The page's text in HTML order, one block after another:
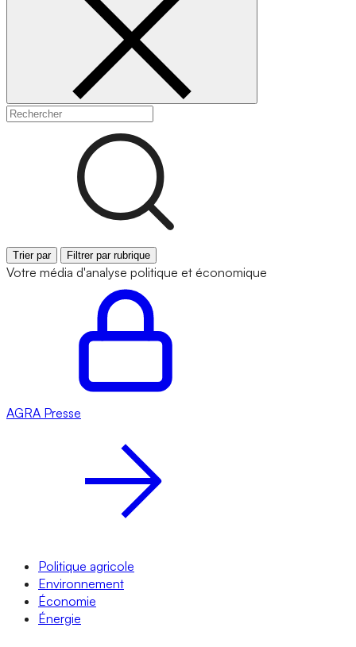
Trier par Filtrer par rubrique
Votre média d'analyse politique et économique
AGRA Presse
Politique agricole
Environnement
Économie
Énergie